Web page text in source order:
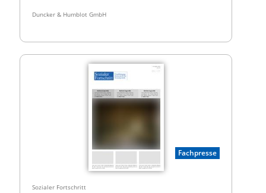
Duncker & Humblot GmbH
Fachpresse
Sozialer Fortschritt